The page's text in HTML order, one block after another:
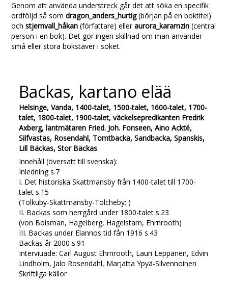
Genom att använda understreck går det att söka en specifik
ordföljd så somdragon_anders_hurtig(början på en boktitel)
ochstjernvall_håkan (författare) elleraurora_karamzin (central
person i en bok). Det gör ingen skillnad om man använder
små eller stora bokstäver i söket.
Backas, kartano elää
Helsinge, Vanda, 1400-talet, 1500-talet, 1600-talet, 1700-
talet, 1800-talet, 1900-talet, väckelsepredikanten Fredrik
Axberg, lantmätaren Fried. Joh. Fonseen, Aino Ackté,
Silfvastas, Rosendahl, Tomtbacka, Sandbacka, Spanskis,
Lill Bäckas, Stor Bäckas
Innehåll (översatt till svenska):
Inledning s.7
I. Det historiska Skattmansby från 1400-talet till 1700-
talet s.15
(Tolkuby-Skattmansby-Tolcheby; )
II. Backas som herrgård under 1800-talet s.23
(von Boisman, Hagelberg, Hagelstam, Ehrnrooth)
III. Backas under Elannos tid fån 1916 s.43
Backas år 2000 s.91
Interviuade: Carl August Ehrnrooth, Lauri Leppänen, Edvin
Lindholm, Jalo Rosendahl, Marjatta Ypyä-Silvennoinen
Skriftliga källor